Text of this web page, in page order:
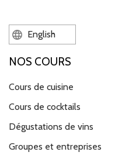
English
NOS COURS
Cours de cuisine
Cours de cocktails
Dégustations de vins
Groupes et entreprises